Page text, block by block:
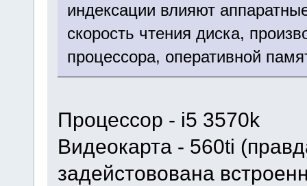
индексации влияют
скорость чтения диска,
процессора, оперативной
Процессор - i5 3570k
Видеокарта - 560ti
задейстовована